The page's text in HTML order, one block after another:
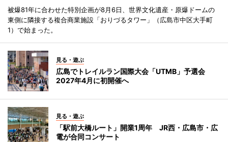
被爆81年に合わせた特別企画が8月6日、世界文化遺産・原爆ドームの
東側に隣接する複合商業施設「おりづるタワー」（広島市中区大手町
1）で始まった。
見る・遊ぶ
広島でトレイルラン国際大会「UTMB」予選会
2027年4月に初開催へ
見る・遊ぶ
「駅前大橋ルート」開業1周年 JR西・広島市・広
電が合同コンサート